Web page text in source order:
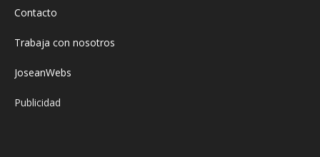
Contacto
Trabaja con nosotros
JoseanWebs
Publicidad